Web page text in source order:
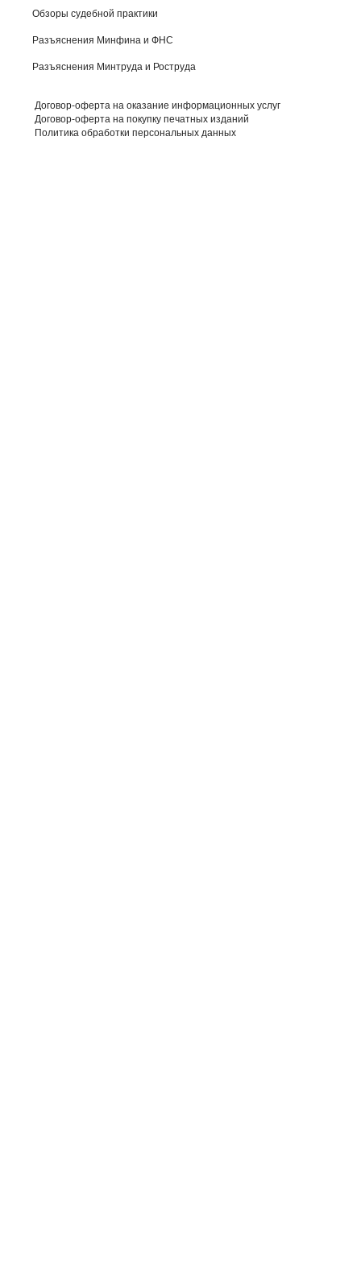
Обзоры судебной практики
Разъяснения Минфина и ФНС
Разъяснения Минтруда и Роструда
Договор-оферта на оказание информационных услуг
Договор-оферта на покупку печатных изданий
Политика обработки персональных данных